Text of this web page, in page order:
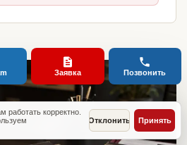
работать корректно.
Отклонить Принять
Заявка Позвонить